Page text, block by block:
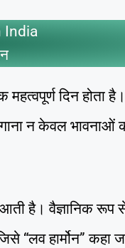
India
दिन होता
न केवल भावनाओं
है। वैज्ञानिक रूप
“लव हार्मोन” कहा